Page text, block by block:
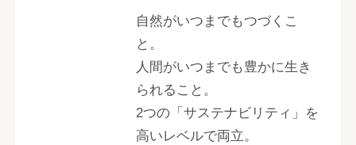
自然がいつまでもつづくこ
と。
人間がいつまでも豊かに生き
られること。
2つの「サステナビリティ」を
高いレベルで両立。